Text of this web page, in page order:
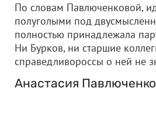
По словам Павлюченковой,
полуголыми под
полностью принадлежала
Ни Бурков, ни старшие
справедливороссы о ней не
Анастасия